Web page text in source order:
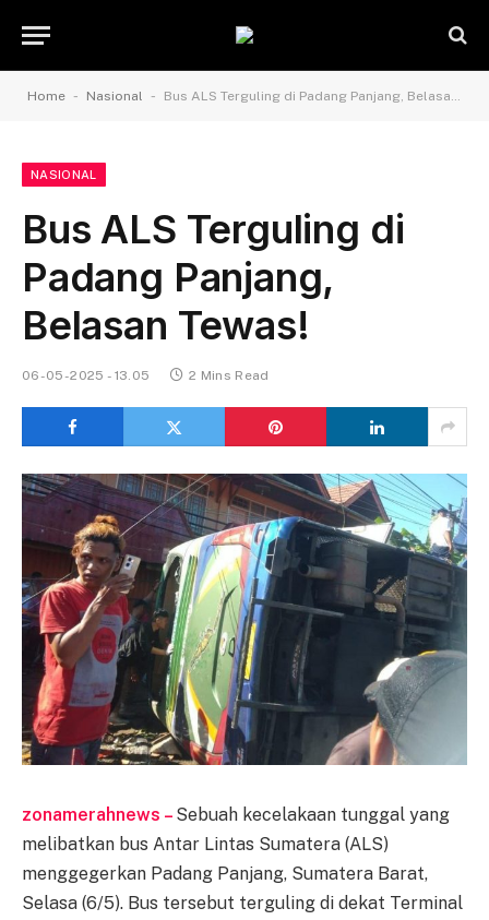
Home - Nasional - Bus ALS Terguling di Padang Panjang, Belasan Tewas!
NASIONAL
Bus ALS Terguling di
Padang Panjang,
Belasan Tewas!
06-05-2025 - 13.05 2 Mins Read
zonamerahnews – Sebuah kecelakaan tunggal yang
melibatkan bus Antar Lintas Sumatera (ALS)
menggegerkan Padang Panjang, Sumatera Barat,
Selasa (6/5). Bus tersebut terguling di dekat Terminal